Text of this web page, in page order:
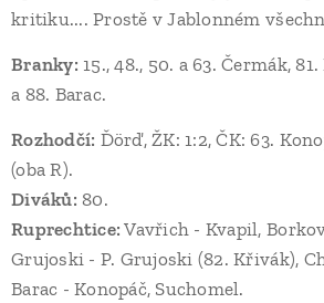
kritiku.... Prostě v Jablonném
Branky: 15., 48., 50. a 63. Čermák,
a 88. Barac.
Rozhodčí: Ďörď, ŽK: 1:2, ČK: 63.
(oba R).
Diváků: 80.
Ruprechtice: Vavřich - Kvapil,
Grujoski - P. Grujoski (82. Křivák),
Barac - Konopáč, Suchomel.